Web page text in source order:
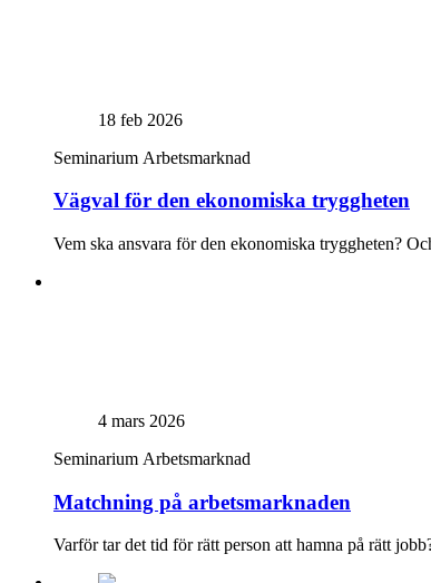
18 feb 2026
Seminarium Arbetsmarknad
Vägval för den ekonomiska tryggheten
Vem ska ansvara för den ekonomiska tryggheten?
4 mars 2026
Seminarium Arbetsmarknad
Matchning på arbetsmarknaden
Varför tar det tid för rätt person att hamna på rätt